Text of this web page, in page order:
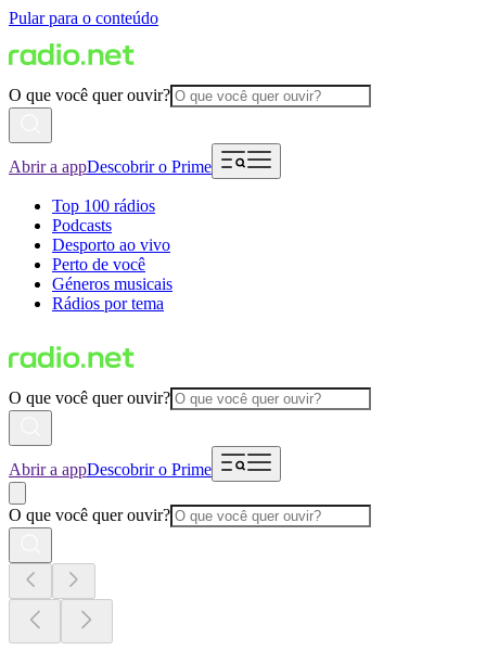
Pular para o conteúdo
O que você quer ouvir?
Abrir a appDescobrir o Prime
Top 100 rádios
Podcasts
Desporto ao vivo
Perto de você
Géneros musicais
Rádios por tema
O que você quer ouvir?
Abrir a appDescobrir o Prime
O que você quer ouvir?